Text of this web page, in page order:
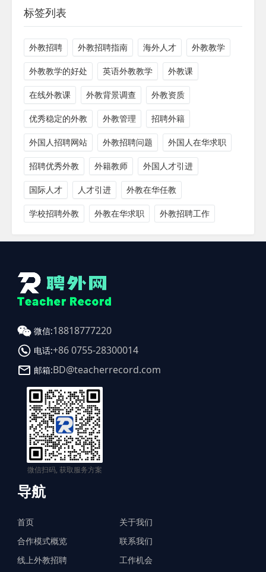
标签列表
外教招聘 外教招聘指南 海外人才 外教教学
外教教学的好处 英语外教教学 外教课
在线外教课 外教背景调查 外教资质
优秀稳定的外教 外教管理 招聘外籍
外国人招聘网站 外教招聘问题 外国人在华求职
招聘优秀外教 外籍教师 外国人才引进
国际人才 人才引进 外教在华任教
学校招聘外教 外教在华求职 外教招聘工作
微信:18818777220
电话:+86 0755-28300014
邮箱:BD@teacherrecord.com
微信扫码, 获取服务方案
导航
首页
合作模式概览
线上外教招聘
关于我们
联系我们
工作机会